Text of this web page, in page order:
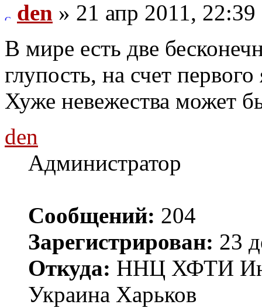
den » 21 апр 2011, 22:39
В мире есть две
глупость, на счет
Хуже невежества может
den
Администратор
Сообщений: 204
Зарегистрирован: 23
Откуда: ННЦ ХФТИ
Украина Харьков